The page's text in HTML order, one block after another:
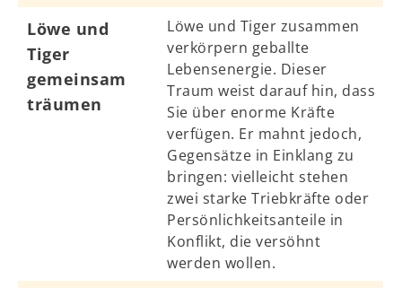
Löwe und
Tiger
gemeinsam
träumen
Löwe und Tiger zusammen
verkörpern geballte
Lebensenergie. Dieser
Traum weist darauf hin, dass
Sie über enorme Kräfte
verfügen. Er mahnt jedoch,
Gegensätze in Einklang zu
bringen: vielleicht stehen
zwei starke Triebkräfte oder
Persönlichkeitsanteile in
Konflikt, die versöhnt
werden wollen.